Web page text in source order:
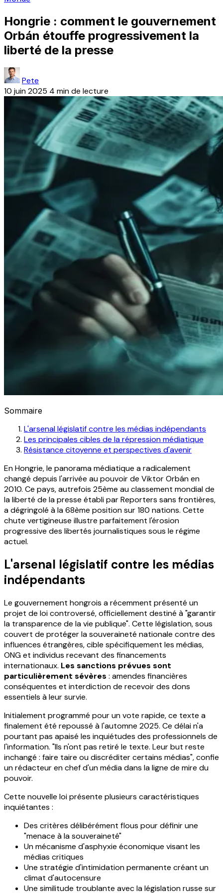
Hongrie : comment le gouvernement
Orbán étouffe progressivement la
liberté de la presse
Pete
10 juin 2025 4 min de lecture
Sommaire
L'arsenal législatif contre les médias indépendants
Les principales cibles de la répression médiatique
Résistance citoyenne et perspectives d'avenir
En Hongrie, le panorama médiatique a radicalement
changé depuis l'arrivée au pouvoir de Viktor Orbán en
2010. Ce pays, autrefois 25ème au classement mondial de
la liberté de la presse établi par Reporters sans frontières,
a dégringolé à la 68ème position sur 180 nations. Cette
chute vertigineuse illustre parfaitement l'érosion
progressive des libertés journalistiques sous le régime
actuel.
L'arsenal législatif contre les médias
indépendants
Le gouvernement hongrois a récemment présenté un
projet de loi controversé, officiellement destiné à "garantir
la transparence de la vie publique". Cette législation, sous
couvert de protéger la souveraineté nationale contre des
influences étrangères, cible spécifiquement les médias,
ONG et individus recevant des financements
internationaux. Les sanctions prévues sont
particulièrement sévères : amendes financières
conséquentes et interdiction de recevoir des dons
essentiels à leur survie.
Initialement programmé pour un vote rapide, ce texte a
finalement été repoussé à l'automne 2025. Ce délai n'a
pourtant pas apaisé les inquiétudes des professionnels de
l'information. "Ils n'ont pas retiré le texte. Leur but reste
inchangé : faire taire ou discréditer certains médias", confie
un rédacteur en chef d'un média dans la ligne de mire du
pouvoir.
Cette nouvelle loi présente plusieurs caractéristiques
inquiétantes :
Des critères délibérément flous pour définir une
"menace à la souveraineté"
Un mécanisme d'asphyxie économique visant les
médias critiques
Une stratégie d'intimidation permanente créant un
climat d'autocensure
Une similitude troublante avec la législation russe sur